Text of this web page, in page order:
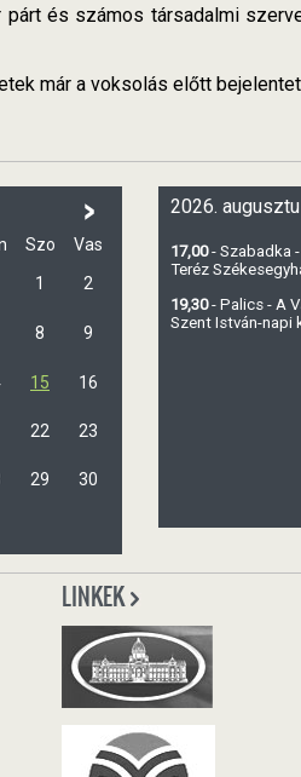
párt és számos társadalmi
már a voksolás előtt
>
Szo
Vas
1
2
8 9
15 16
22 23
29 30
2026.
17,00- Szabadka
Teréz
19,30- Palics - A
Szent István-napi
LINKEK